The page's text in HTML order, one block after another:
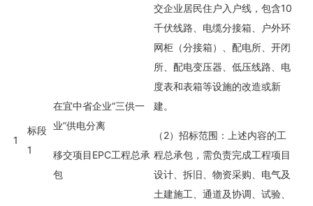
1
标段
1
在宜中省企业“三供一
业”供电分离
移交项目EPC工程总承
包
交企业居民住户入户线，包含10
千伏线路、电缆分接箱、户外环
网柜（分接箱）、配电所、开闭
所、配电变压器、低压线路、电
度表和表箱等设施的改造或新
建。
（2）招标范围：上述内容的工
程总承包，需负责完成工程项目
设计、拆旧、物资采购、电气及
土建施工、通道及协调、试验、